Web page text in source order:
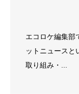
エコロケ編集部
ットニュースと
取り組み・...